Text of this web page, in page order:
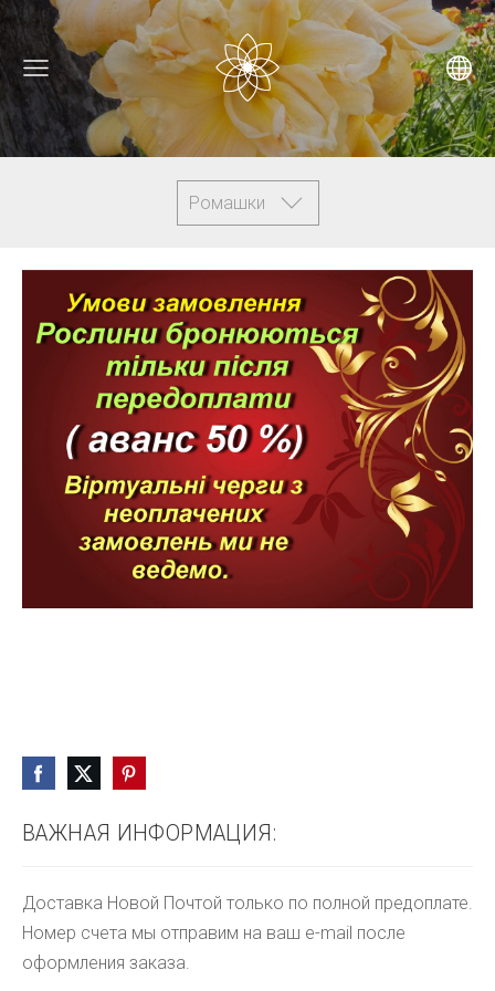
Ромашки
ВАЖНАЯ ИНФОРМАЦИЯ:
Доставка Новой Почтой только по полной предоплате.
Номер счета мы отправим на ваш e-mail после
оформления заказа.